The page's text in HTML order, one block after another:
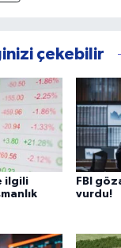
çekebilir
ilgili
FBI
vurdu!